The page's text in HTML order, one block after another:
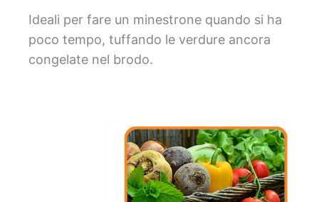
Ideali per fare un minestrone quando si ha
poco tempo, tuffando le verdure ancora
congelate nel brodo.